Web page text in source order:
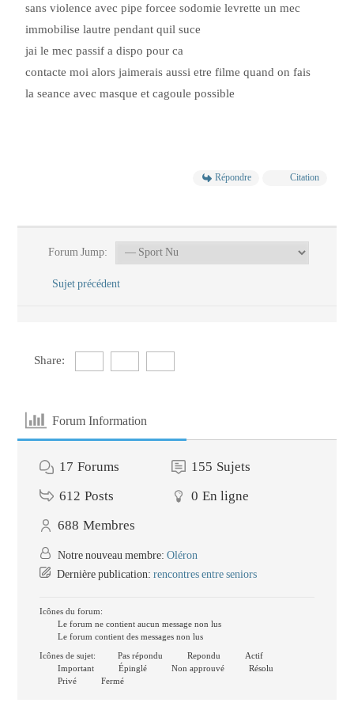
sans violence avec pipe forcee sodomie levrette un mec
immobilise lautre pendant quil suce
jai le mec passif a dispo pour ca
contacte moi alors jaimerais aussi etre filme quand on fais
la seance avec masque et cagoule possible
Répondre Citation
Forum Jump:
Sujet précédent
Share:
Forum Information
17 Forums 155 Sujets
612 Posts 0 En ligne
688 Membres
Notre nouveau membre: Oléron
Dernière publication: rencontres entre seniors
Icônes du forum:
Le forum ne contient aucun message non lus
Le forum contient des messages non lus
Icônes de sujet:
Pas répondu Repondu
Actif
Important
Épinglé Non approuvé
Résolu
Privé
Fermé